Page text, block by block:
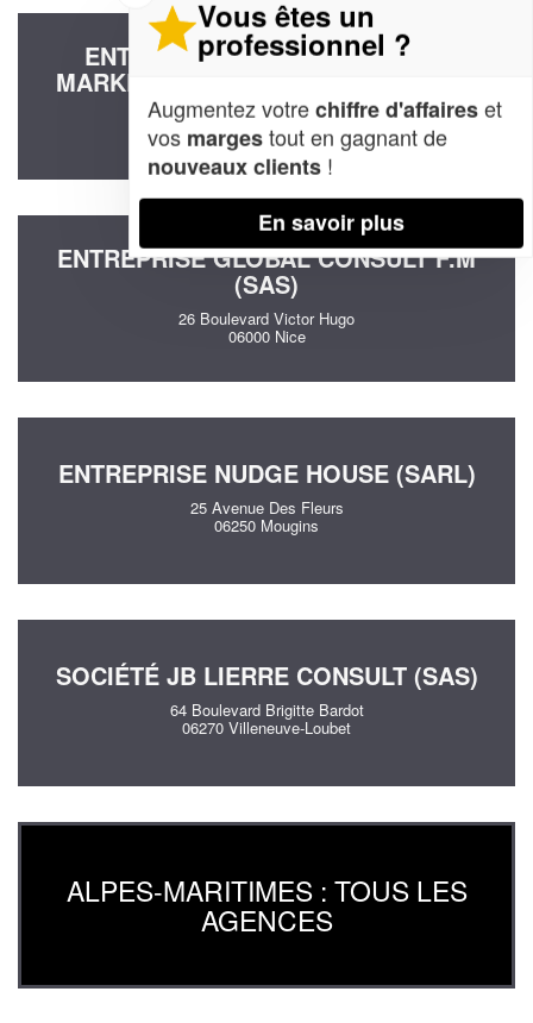
ENTREPRISE XELA-AGENCE DE
MARKETING OPERATIONNEL (SARL)
1679 Route De Grasse
06140 Tourrettes-sur-Loup
ENTREPRISE GLOBAL CONSULT F.M
(SAS)
26 Boulevard Victor Hugo
06000 Nice
ENTREPRISE NUDGE HOUSE (SARL)
25 Avenue Des Fleurs
06250 Mougins
SOCIÉTÉ JB LIERRE CONSULT (SAS)
64 Boulevard Brigitte Bardot
06270 Villeneuve-Loubet
ALPES-MARITIMES : TOUS LES
AGENCES
Vous êtes un
professionnel ?
Augmentez votrechiffre d'affaireset
vos margestout en gagnant de
nouveaux clients !
En savoir plus